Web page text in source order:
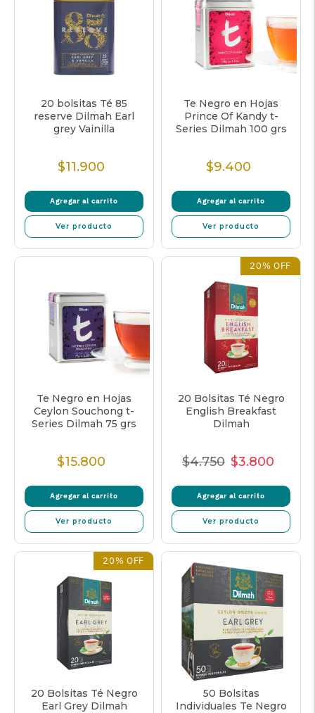
20 bolsitas Té 85
reserve Dilmah Earl
grey Vainilla
Precio
$11.900
Agregar al carrito
Ver producto
Te Negro en Hojas
Prince Of Kandy t-
Series Dilmah 100 grs
Precio
$9.400
Agregar al carrito
Ver producto
Te Negro en Hojas
Ceylon Souchong t-
Series Dilmah 75 grs
Precio
$15.800
Agregar al carrito
Ver producto
20% OFF
20 Bolsitas Té Negro
English Breakfast
Dilmah
Precio
$4.750 Precio
venta
$3.800
Agregar al carrito
Ver producto
20% OFF
20 Bolsitas Té Negro
Earl Grey Dilmah
50 Bolsitas
Individuales Te Negro